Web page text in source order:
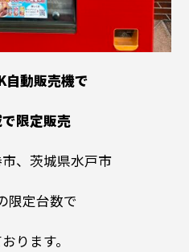
動販売機で
限定販売
、茨城県水戸市
限定台数で
ります。